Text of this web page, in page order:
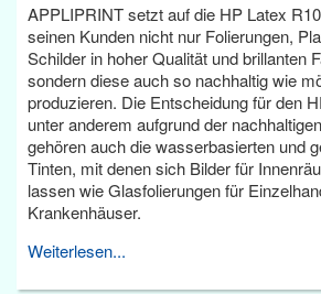
APPLIPRINT setzt auf die HP Latex
seinen Kunden nicht nur Folierungen,
Schilder in hoher Qualität und brillanten
sondern diese auch so nachhaltig wie
produzieren. Die Entscheidung für den
unter anderem aufgrund der
gehören auch die wasserbasierten und
Tinten, mit denen sich Bilder für
lassen wie Glasfolierungen für
Krankenhäuser.
Weiterlesen...